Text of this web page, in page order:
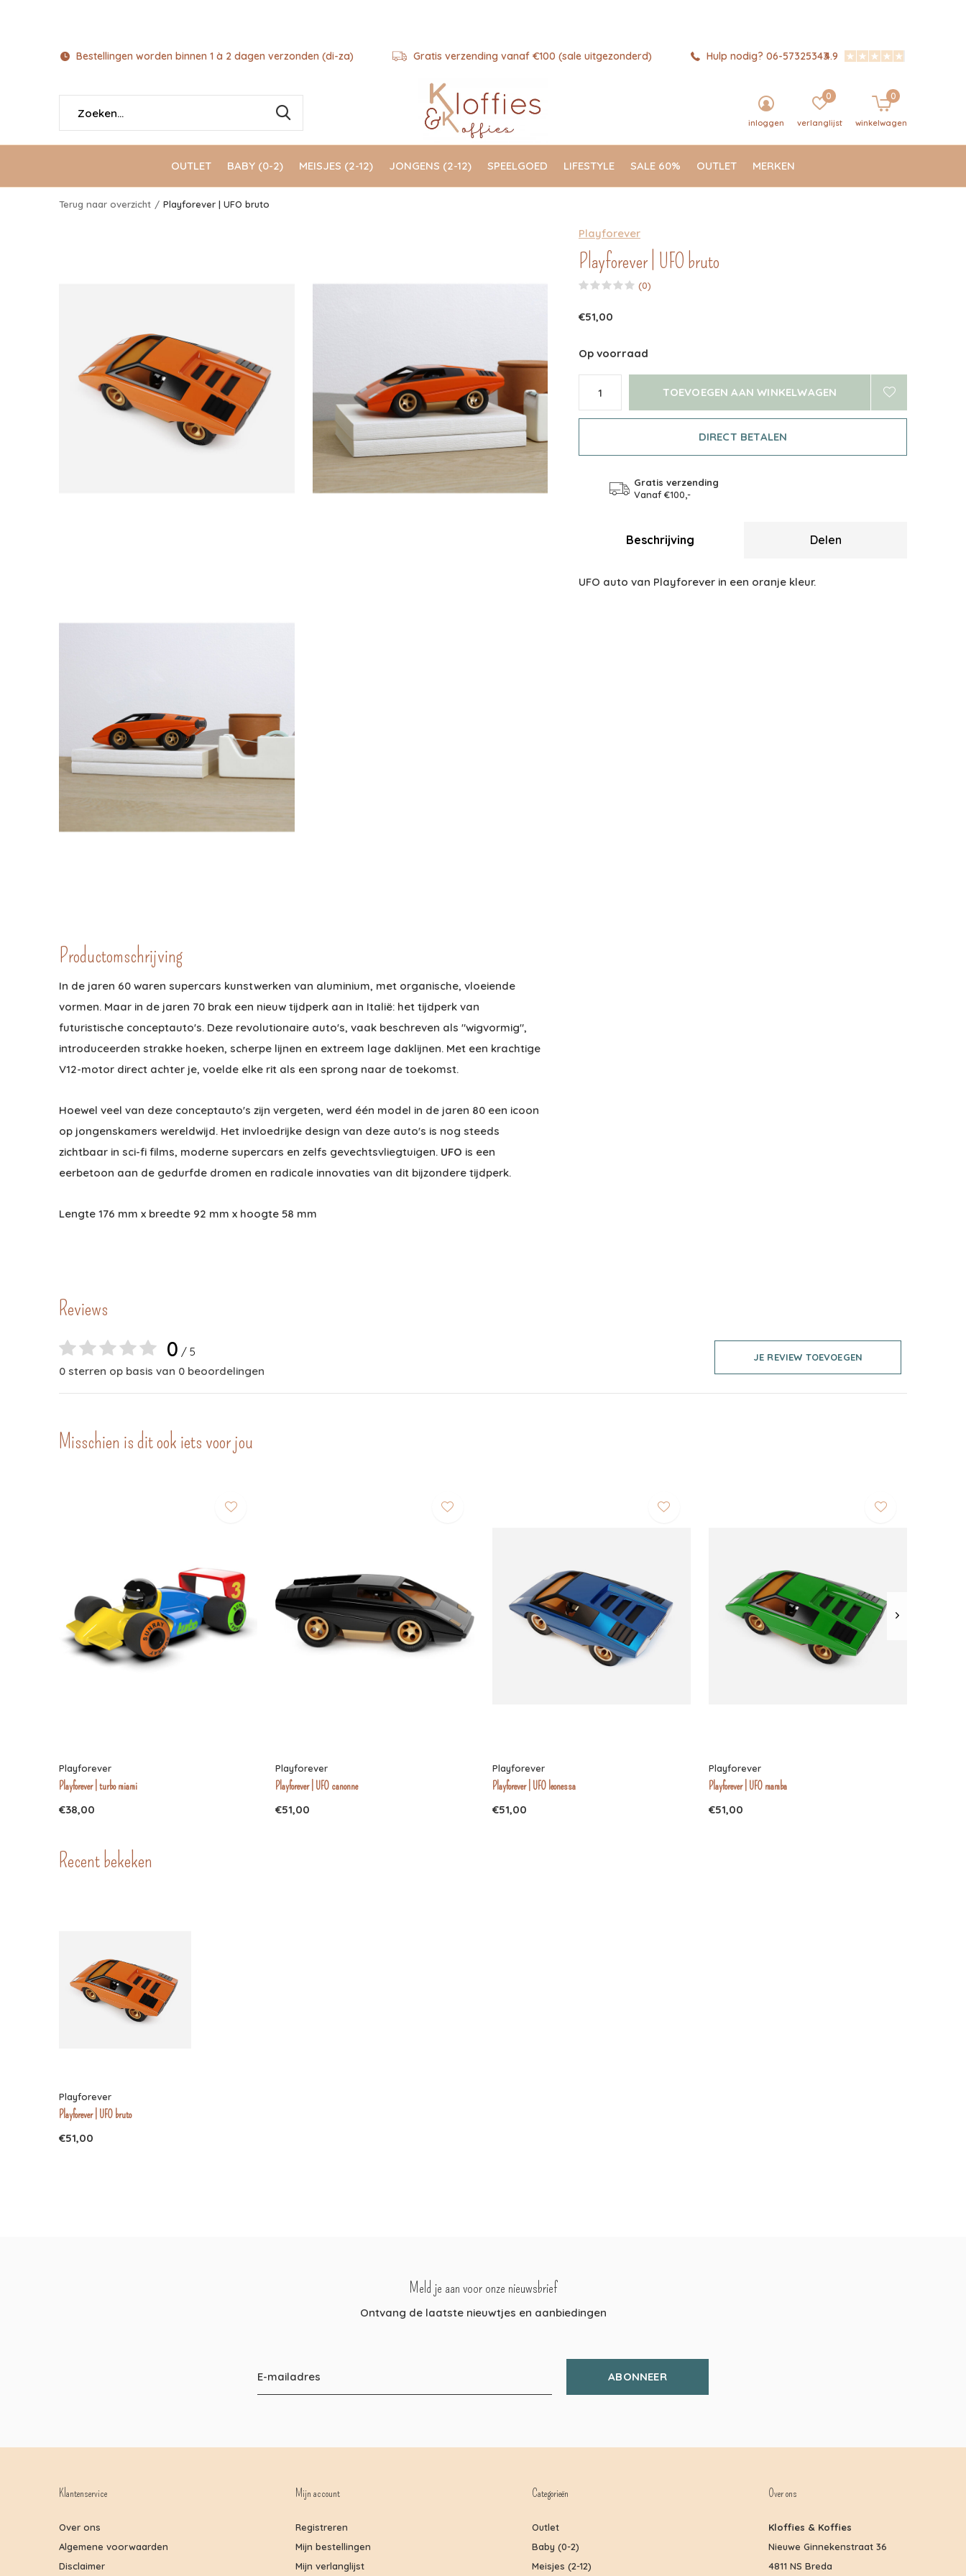
OUTLET BABY (0-2) MEISJES (2-12) JONGENS (2-12) SPEELGOED LIFESTYLE SALE 60% OUTLET MERKEN
inloggen verlanglijst
0
winkelwagen
0
Bestellingen worden binnen 1 à 2 dagen verzonden (di-za) Gratis verzending vanaf €100 (sale uitgezonderd) Hulp nodig? 06-573253434.9
Terug naar overzicht Playforever | UFO bruto
Playforever
Playforever | UFO bruto
(0)
€51,00
Op voorraad
TOEVOEGEN AAN WINKELWAGEN
DIRECT BETALEN
Gratis verzending
Vanaf €100,-
Beschrijving Delen
UFO auto van Playforever in een oranje kleur.
Productomschrijving
In de jaren 60 waren supercars kunstwerken van aluminium, met organische, vloeiende
vormen. Maar in de jaren 70 brak een nieuw tijdperk aan in Italië: het tijdperk van
futuristische conceptauto's. Deze revolutionaire auto's, vaak beschreven als "wigvormig",
introduceerden strakke hoeken, scherpe lijnen en extreem lage daklijnen. Met een krachtige
V12-motor direct achter je, voelde elke rit als een sprong naar de toekomst.
Hoewel veel van deze conceptauto's zijn vergeten, werd één model in de jaren 80 een icoon
op jongenskamers wereldwijd. Het invloedrijke design van deze auto's is nog steeds
zichtbaar in sci-fi films, moderne supercars en zelfs gevechtsvliegtuigen. UFO is een
eerbetoon aan de gedurfde dromen en radicale innovaties van dit bijzondere tijdperk.
Lengte 176 mm x breedte 92 mm x hoogte 58 mm
Reviews
0 / 5
0 sterren op basis van 0 beoordelingen
JE REVIEW TOEVOEGEN
Misschien is dit ook iets voor jou
Playforever
Playforever | turbo miami
€38,00
Playforever
Playforever | UFO canonne
€51,00
Playforever
Playforever | UFO leonessa
€51,00
Playforever
Playforever | UFO mamba
€51,00
Recent bekeken
Playforever
Playforever | UFO bruto
€51,00
Meld je aan voor onze nieuwsbrief
Ontvang de laatste nieuwtjes en aanbiedingen
ABONNEER
Klantenservice
Over ons
Algemene voorwaarden
Disclaimer
Mijn account
Registreren
Mijn bestellingen
Mijn verlanglijst
Categorieën
Outlet
Baby (0-2)
Meisjes (2-12)
Over ons
Kloffies & Koffies
Nieuwe Ginnekenstraat 36
4811 NS Breda